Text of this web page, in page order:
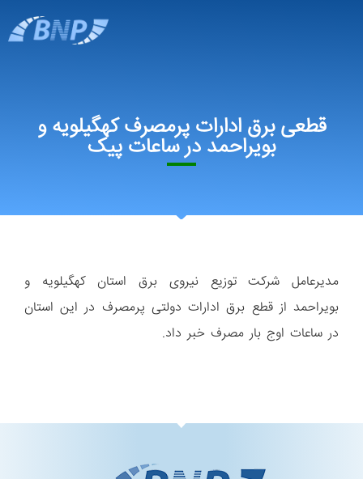
قطعی برق ادارات پرمصرف کهگیلویه و
بویراحمد در ساعات پیک
مدیرعامل شرکت توزیع نیروی برق استان کهگیلویه و
بویراحمد از قطع برق ادارات دولتی پرمصرف در این استان
در ساعات اوج بار مصرف خبر داد.